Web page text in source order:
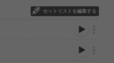
セットリストを編集する